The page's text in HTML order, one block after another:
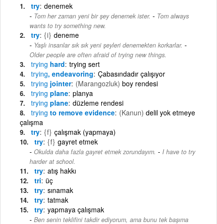
try denemek
Tom her zaman yeni bir şey denemek ister. - Tom always
wants to try something new.
try {i} deneme
Yaşlı insanlar sık sık yeni şeyleri denemekten korkarlar. -
Older people are often afraid of trying new things.
trying hard trying sert
trying, endeavoring Çabasındadır çalışıyor
trying jointer (Marangozluk) boy rendesi
trying plane planya
trying plane düzleme rendesi
trying to remove evidence (Kanun) delil yok etmeye
çalışma
try {f} çalışmak (yapmaya)
try {f} gayret etmek
Okulda daha fazla gayret etmek zorundayım. - I have to try
harder at school.
try atış hakkı
tri üç
try sınamak
try tatmak
try yapmaya çalışmak
Ben senin teklifini takdir ediyorum, ama bunu tek başıma